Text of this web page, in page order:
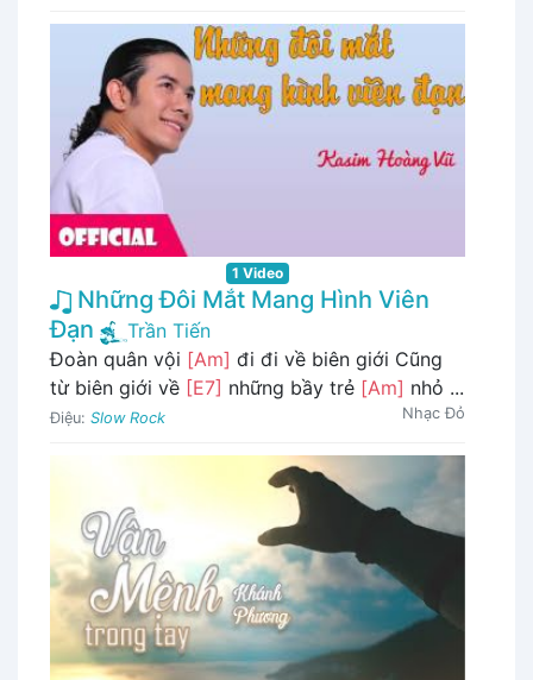
1 Video
Những Đôi Mắt Mang Hình Viên
Đạn
Trần Tiến
Đoàn quân vội [Am] đi đi về biên giới Cũng
từ biên giới về [E7] những bầy trẻ [Am] nhỏ ...
Điệu: Slow Rock Nhạc Đỏ